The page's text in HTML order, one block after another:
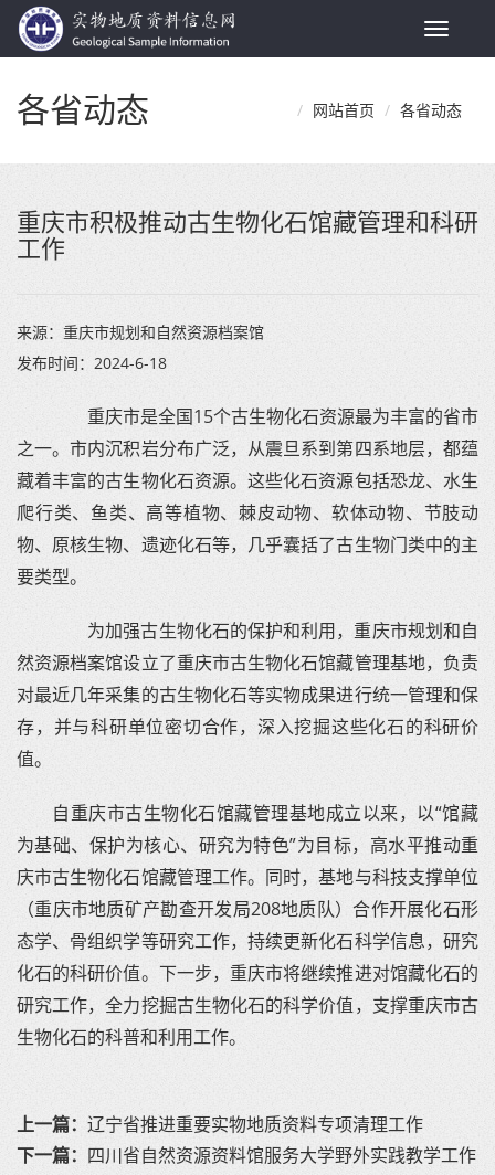
Toggle
各省动态 网站首页 各省动态
重庆市积极推动古生物化石馆藏管理和科研
工作
来源： 重庆市规划和自然资源档案馆
发布时间： 2024-6-18
重庆市是全国15个古生物化石资源最为丰富的省市
之一。市内沉积岩分布广泛，从震旦系到第四系地层，都蕴
藏着丰富的古生物化石资源。这些化石资源包括恐龙、水生
爬行类、鱼类、高等植物、棘皮动物、软体动物、节肢动
物、原核生物、遗迹化石等，几乎囊括了古生物门类中的主
要类型。
为加强古生物化石的保护和利用，重庆市规划和自
然资源档案馆设立了重庆市古生物化石馆藏管理基地，负责
对最近几年采集的古生物化石等实物成果进行统一管理和保
存，并与科研单位密切合作，深入挖掘这些化石的科研价
值。
自重庆市古生物化石馆藏管理基地成立以来，以“馆藏
为基础、保护为核心、研究为特色”为目标，高水平推动重
庆市古生物化石馆藏管理工作。同时，基地与科技支撑单位
（重庆市地质矿产勘查开发局208地质队）合作开展化石形
态学、骨组织学等研究工作，持续更新化石科学信息，研究
化石的科研价值。下一步，重庆市将继续推进对馆藏化石的
研究工作，全力挖掘古生物化石的科学价值，支撑重庆市古
生物化石的科普和利用工作。
上一篇： 辽宁省推进重要实物地质资料专项清理工作
下一篇： 四川省自然资源资料馆服务大学野外实践教学工作